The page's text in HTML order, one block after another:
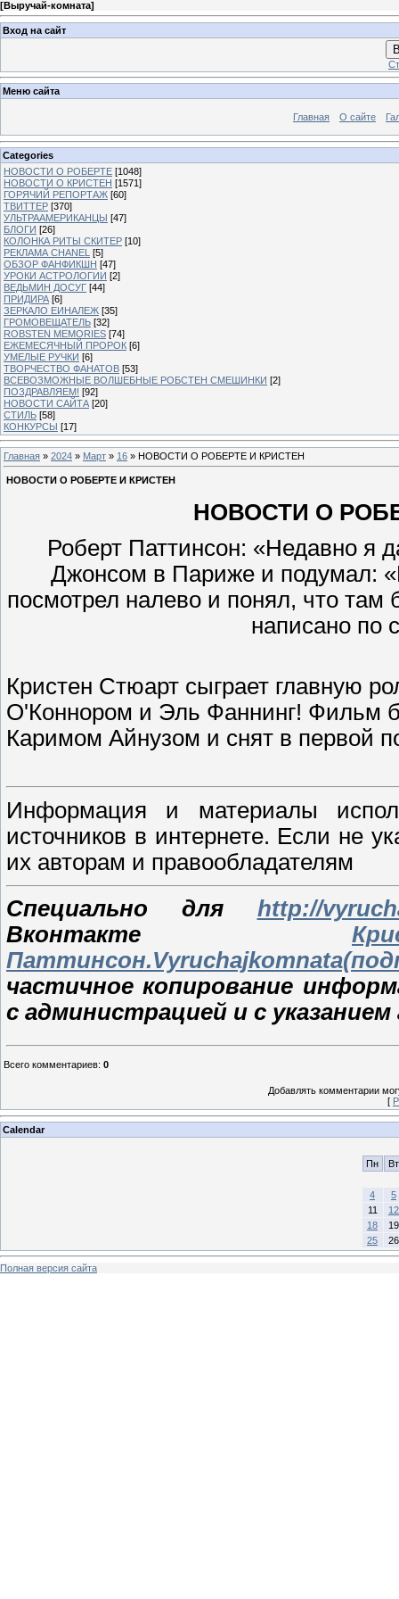
[Выручай-комната]
Вход на сайт
Меню сайта
Главная О сайте
Categories
НОВОСТИ О РОБЕРТЕ [1048]
НОВОСТИ О КРИСТЕН [1571]
ГОРЯЧИЙ РЕПОРТАЖ [60]
ТВИТТЕР [370]
УЛЬТРААМЕРИКАНЦЫ [47]
БЛОГИ [26]
КОЛОНКА РИТЫ СКИТЕР [10]
РЕКЛАМА CHANEL [5]
ОБЗОР ФАНФИКШН [47]
УРОКИ АСТРОЛОГИИ [2]
ВЕДЬМИН ДОСУГ [44]
ПРИДИРА [6]
ЗЕРКАЛО ЕИНАЛЕЖ [35]
ГРОМОВЕЩАТЕЛЬ [32]
ROBSTEN MEMORIES [74]
ЕЖЕМЕСЯЧНЫЙ ПРОРОК [6]
УМЕЛЫЕ РУЧКИ [6]
ТВОРЧЕСТВО ФАНАТОВ [53]
ВСЕВОЗМОЖНЫЕ ВОЛШЕБНЫЕ РОБСТЕН СМЕШИНКИ [2]
ПОЗДРАВЛЯЕМ! [92]
НОВОСТИ САЙТА [20]
СТИЛЬ [58]
КОНКУРСЫ [17]
Главная » 2024 » Март » 16 » НОВОСТИ О РОБЕРТЕ И КРИСТЕН
НОВОСТИ О РОБЕРТЕ И КРИСТЕН
НОВОСТИ О
Роберт Паттинсон: «Недавно я
Джонсом в Париже и подумал:
посмотрел налево и понял, что
написано по
Кристен Стюарт сыграет главную
О'Коннором и Эль Фаннинг! Фильм
Каримом Айнузом и снят в первой
Информация и материалы
источников в интернете. Если не
их авторам и правообладателям
Специально для http://
Вконтакте
частичное копирование
с администрацией и с
Всего комментариев: 0
Добавлять комментарии
[
Calendar
Пн Вт
4
5
11
12
18
19
25
26
Полная версия сайта